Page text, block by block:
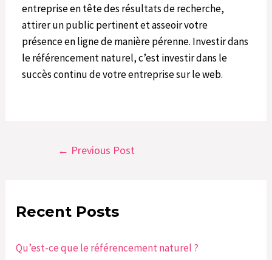
entreprise en tête des résultats de recherche,
attirer un public pertinent et asseoir votre
présence en ligne de manière pérenne. Investir dans
le référencement naturel, c’est investir dans le
succès continu de votre entreprise sur le web.
← Previous Post
Recent Posts
Qu’est-ce que le référencement naturel ?